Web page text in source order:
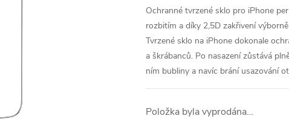
Ochranné tvrzené sklo pro iPhone
rozbitím a díky 2,5D zakřivení
Tvrzené sklo na iPhone dokonale
a škrábanců. Po nasazení zůstává
ním bubliny a navíc brání usazování
Položka byla vyprodána…